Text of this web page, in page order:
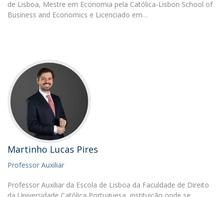
de Lisboa, Mestre em Economia pela Católica-Lisbon School of
Business and Economics e Licenciado em…
Martinho Lucas Pires
Professor Auxiliar
Professor Auxiliar da Escola de Lisboa da Faculdade de Direito